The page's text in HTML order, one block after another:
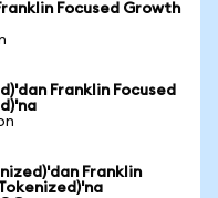
Focused Growth
Franklin Focused
Franklin